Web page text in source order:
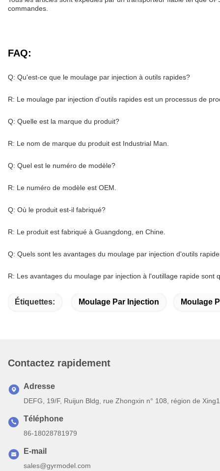
commandes.
FAQ:
Q: Qu'est-ce que le moulage par injection à outils rapides?
R: Le moulage par injection d'outils rapides est un processus de
Q: Quelle est la marque du produit?
R: Le nom de marque du produit est Industrial Man.
Q: Quel est le numéro de modèle?
R: Le numéro de modèle est OEM.
Q: Où le produit est-il fabriqué?
R: Le produit est fabriqué à Guangdong, en Chine.
Q: Quels sont les avantages du moulage par injection d'outils
R: Les avantages du moulage par injection à l'outillage rapide
Étiquettes: Moulage Par Injection Moulage
Contactez rapidement
Adresse
DEFG, 19/F, Ruijun Bldg, rue Zhongxin n° 108, région de
Téléphone
86-18028781979
E-mail
sales@gyrmodel.com